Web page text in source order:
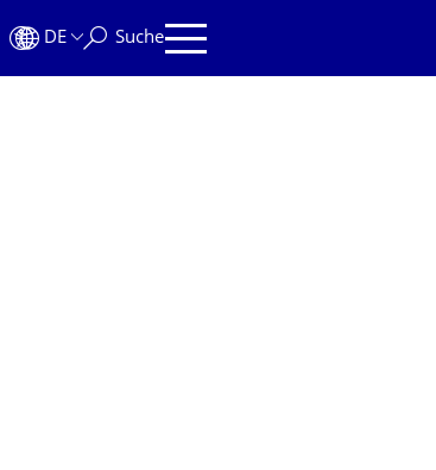
DE Suche